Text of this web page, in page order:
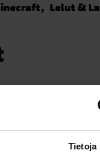
Tietoja
Lelut &